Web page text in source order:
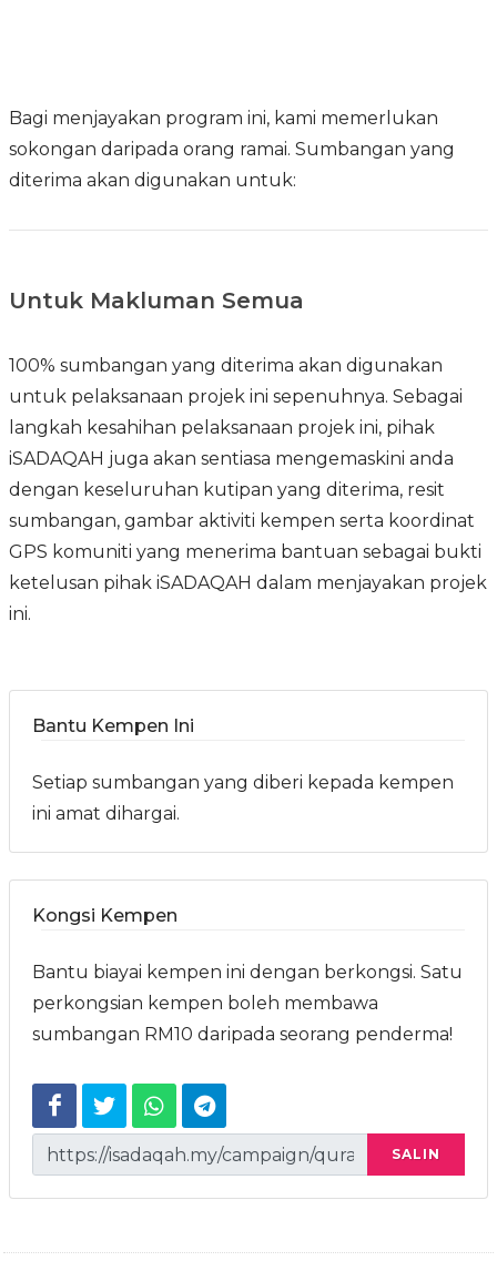
Bagi menjayakan program ini, kami memerlukan
sokongan daripada orang ramai. Sumbangan yang
diterima akan digunakan untuk:
Untuk Makluman Semua
100% sumbangan yang diterima akan digunakan
untuk pelaksanaan projek ini sepenuhnya. Sebagai
langkah kesahihan pelaksanaan projek ini, pihak
iSADAQAH juga akan sentiasa mengemaskini anda
dengan keseluruhan kutipan yang diterima, resit
sumbangan, gambar aktiviti kempen serta koordinat
GPS komuniti yang menerima bantuan sebagai bukti
ketelusan pihak iSADAQAH dalam menjayakan projek
ini.
Bantu Kempen Ini
Setiap sumbangan yang diberi kepada kempen
ini amat dihargai.
Kongsi Kempen
Bantu biayai kempen ini dengan berkongsi. Satu
perkongsian kempen boleh membawa
sumbangan RM10 daripada seorang penderma!
SALIN